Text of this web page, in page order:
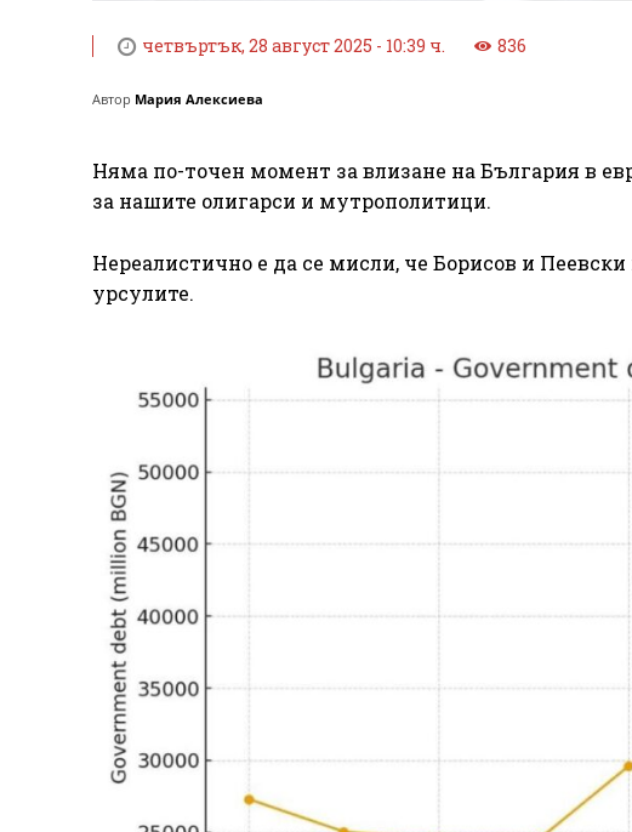
четвъртък, 28 август 2025 - 10:39 ч. 836
Автор Мария Алексиева
Няма по-точен момент за влизане на България в
за нашите олигарси и мутрополитици.
Нереалистично е да се мисли, че Борисов и
урсулите.